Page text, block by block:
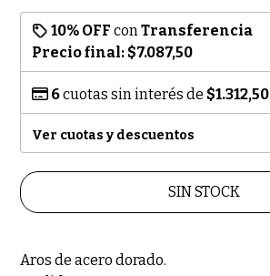
10% OFF conTransferencia
Precio final: $7.087,50
6cuotas sin interés de $1.312,50
Ver cuotas y descuentos
SIN STOCK
Aros de acero dorado.